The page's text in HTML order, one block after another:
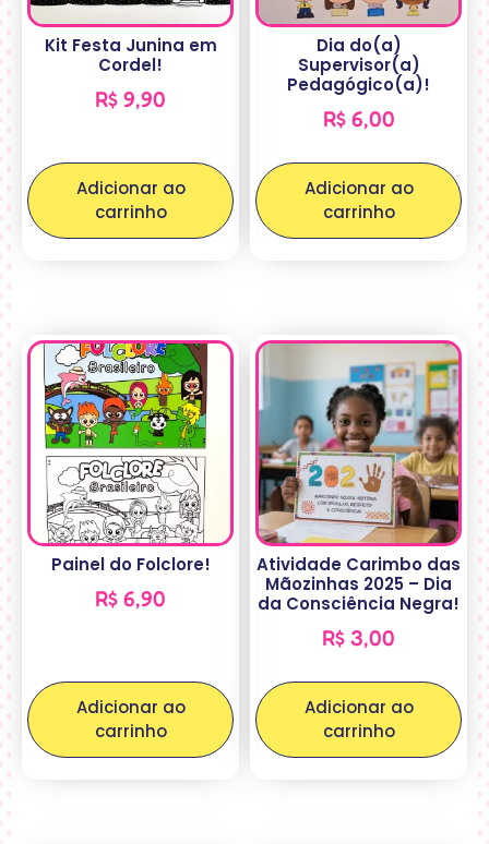
Kit Festa Junina em
Cordel!
R$ 9,90
Adicionar ao
carrinho
Dia do(a)
Supervisor(a)
Pedagógico(a)!
R$6,00
Adicionar ao
carrinho
Painel do Folclore!
R$ 6,90
Adicionar ao
carrinho
Atividade Carimbo das
Mãozinhas 2025 – Dia
da Consciência Negra!
R$ 3,00
Adicionar ao
carrinho